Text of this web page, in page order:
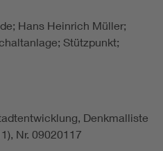
Hans Heinrich Müller;
Stützpunkt;
Denkmalliste
Nr. 09020117